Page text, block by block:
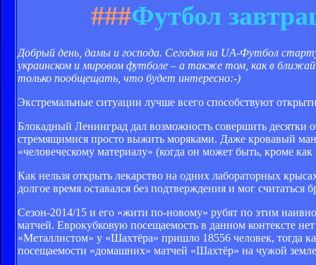
###Футбол
Добрый день, дамы и господа. Сегодня на UA-Футбол
украинском и мировом футболе – а также том, как в
только пообщещать, что будет интересно:-)
Экстремальные ситуации лучше всего способствуют
Блокадный Ленинград дал возможность совершить
стремящимися просто выжить моряками. Даже кровавый
«человеческому материалу» (когда он может быть, кроме
Как нельзя открыть лекарство на одних лабораторных
долгое время оставался без подтверждения и мог
Сезон-2014/15 и его «жити по-новому» рубят по этим
матчей. Еврокубковую посещаемость в данном контексте
«Металлистом» у «Шахтёра» пришло 18556 человек, тогда
посещаемости «домашних» матчей «Шахтёр» на чужой